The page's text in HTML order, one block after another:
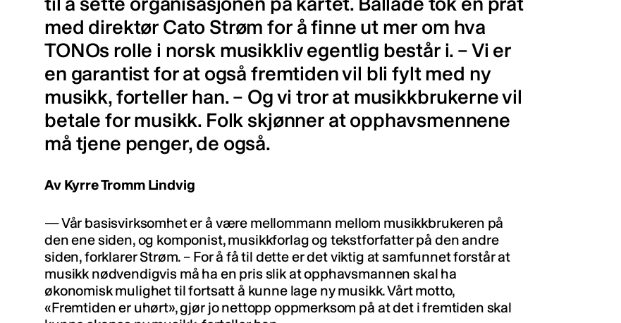
med direktør Cato Strøm for å finne ut mer om hva
TONOs rolle i norsk musikkliv egentlig består i. – Vi er
en garantist for at også fremtiden vil bli fylt med ny
musikk, forteller han. – Og vi tror at musikkbrukerne vil
betale for musikk. Folk skjønner at opphavsmennene
må tjene penger, de også.
Av Kyrre Tromm Lindvig
— Vår basisvirksomhet er å være mellommann mellom musikkbrukeren på
den ene siden, og komponist, musikkforlag og tekstforfatter på den andre
siden, forklarer Strøm. – For å få til dette er det viktig at samfunnet forstår at
musikk nødvendigvis må ha en pris slik at opphavsmannen skal ha
økonomisk mulighet til fortsatt å kunne lage ny musikk. Vårt motto,
«Fremtiden er uhørt», gjør jo nettopp oppmerksom på at det i fremtiden skal